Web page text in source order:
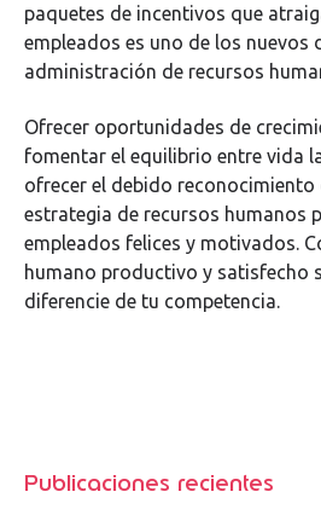
paquetes de incentivos que
empleados es uno de los nuevos
administración de recursos
Ofrecer oportunidades de
fomentar el equilibrio entre vida
ofrecer el debido reconocimiento
estrategia de recursos humanos
empleados felices y motivados.
humano productivo y satisfecho
diferencie de tu competencia.
Publicaciones recientes